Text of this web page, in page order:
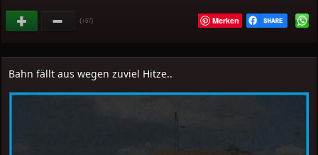
(+57) Merken
Bahn fällt aus wegen zuviel Hitze..